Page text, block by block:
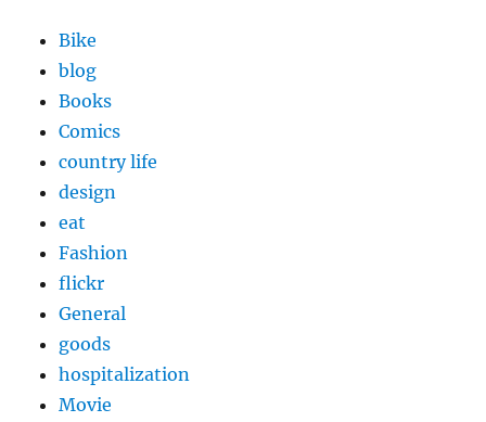
Bike
blog
Books
Comics
country life
design
eat
Fashion
flickr
General
goods
hospitalization
Movie